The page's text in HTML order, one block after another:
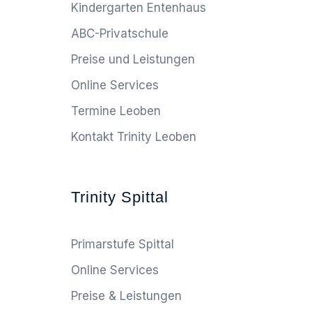
Kindergarten Entenhaus
ABC-Privatschule
Preise und Leistungen
Online Services
Termine Leoben
Kontakt Trinity Leoben
Trinity Spittal
Primarstufe Spittal
Online Services
Preise & Leistungen